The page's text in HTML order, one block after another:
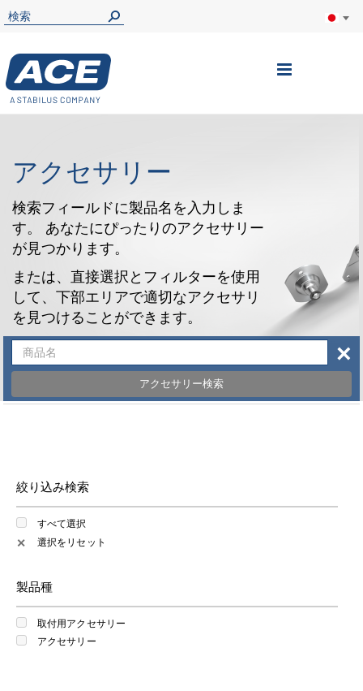
ナ
アクセサリー
検索フィールドに製品名を入力しま
す。 あなたにぴったりのアクセサリー
が見つかります。
または、直接選択とフィルターを使用
して、下部エリアで適切なアクセサリ
を見つけることができます。
アクセサリー検索
×
絞り込み検索
すべて選択
✕ 選択をリセット
製品種
取付用アクセサリー
アクセサリー